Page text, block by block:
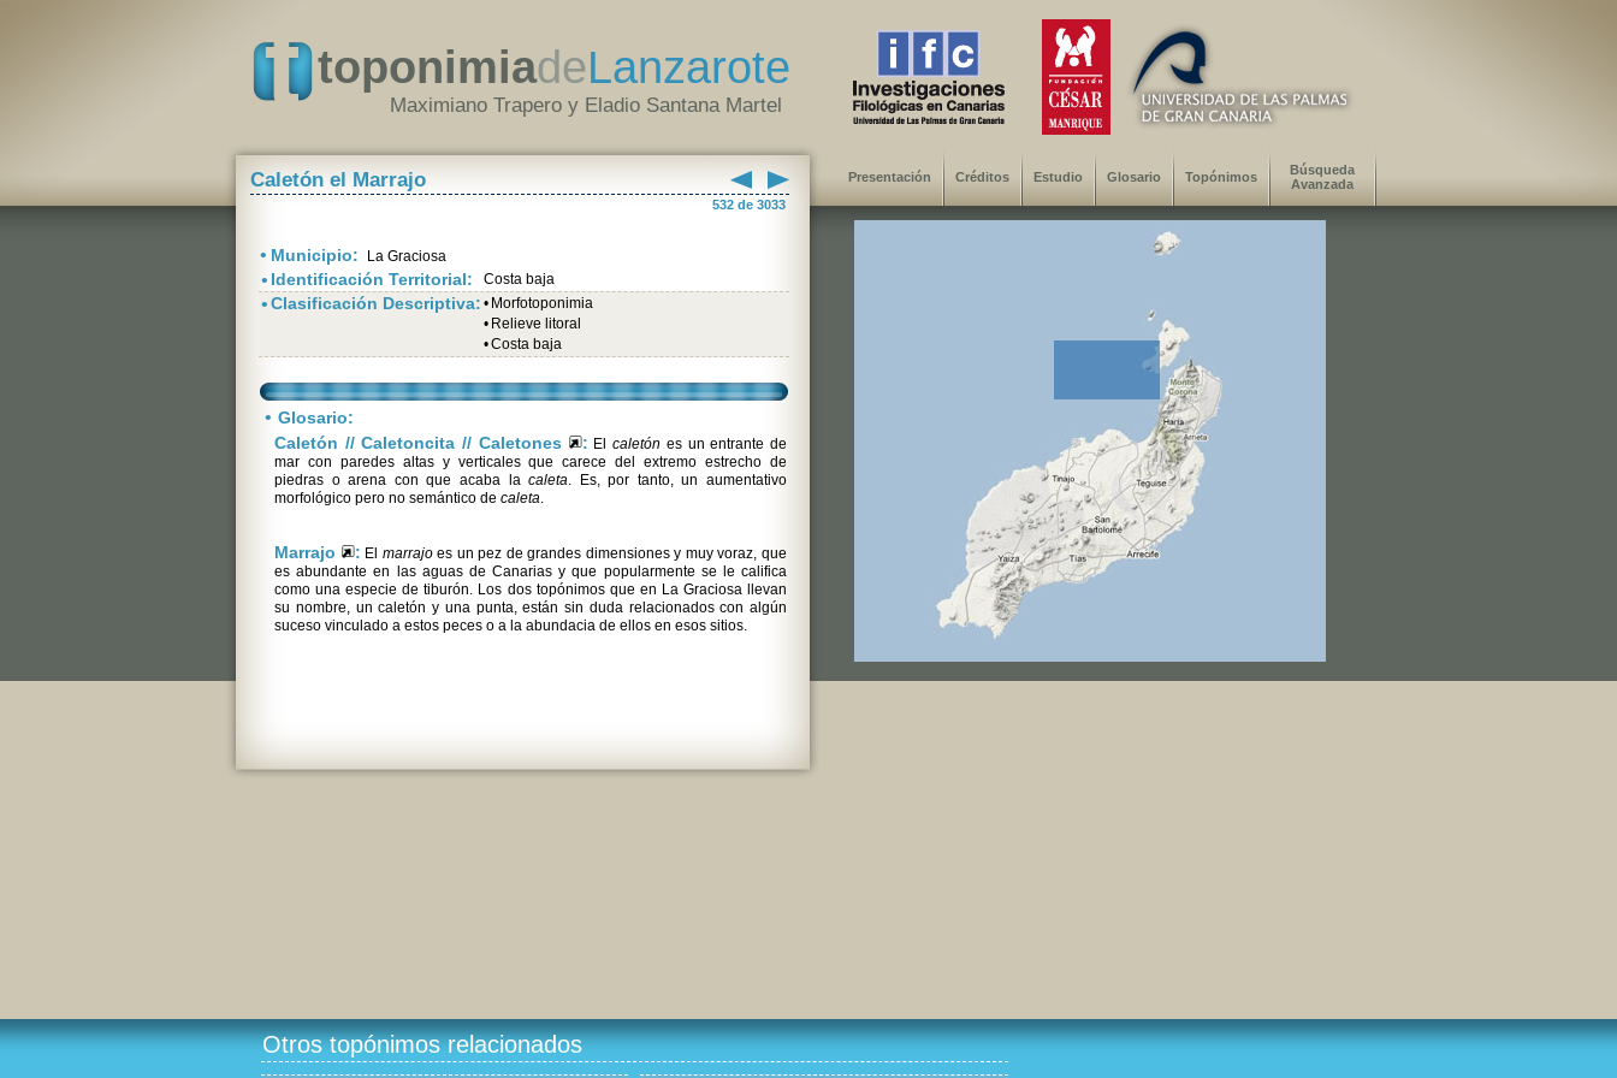
toponimiadeLanzarote
Maximiano Trapero y Eladio Santana Martel
Caletón el Marrajo
532 de 3033
• Municipio: La Graciosa
• Identificación Territorial: Costa baja
•Clasificación Descriptiva: • Morfotoponimia
• Relieve litoral
•Costa baja
• Glosario:
Caletón // Caletoncita // Caletones
: Elcaletón es un entrante de
mar con paredes altas y verticales que carece del extremo estrecho de
piedras o arena con que acaba lacaleta. Es, por tanto, un aumentativo
morfológico pero no semántico de caleta.
Marrajo : El marrajoes un pez de grandes dimensiones y muy voraz, que
es abundante en las aguas de Canarias y que popularmente se le califica
como una especie de tiburón. Los dos topónimos que en La Graciosa llevan
su nombre, un caletón y una punta, están sin duda relacionados con algún
suceso vinculado a estos peces o a la abundacia de ellos en esos sitios.
Presentación Créditos Estudio Glosario Topónimos
Búsqueda
Avanzada
Otros topónimos relacionados